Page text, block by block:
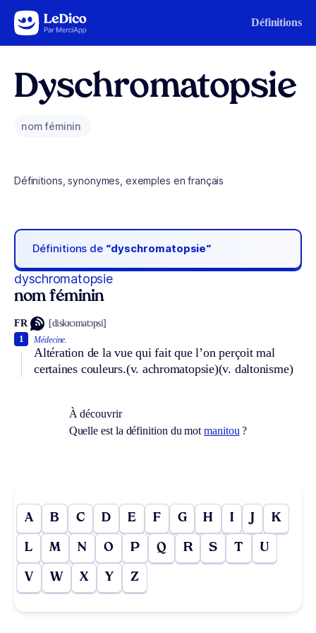
Aller au contenu Définitions
Dyschromatopsie
nom féminin
Définitions, synonymes, exemples en français
Définitions de “dyschromatopsie“
dyschromatopsie
nom féminin
FR [diskʀɔmatɔpsi]
Médecine.
Altération de la vue qui fait que l’on perçoit mal
certaines couleurs.(v. achromatopsie)(v. daltonisme)
1
À découvrir
Quelle est la définition du motmanitou ?
A B C D E F G H I J K
L M N O P Q R S T U
V W X Y Z